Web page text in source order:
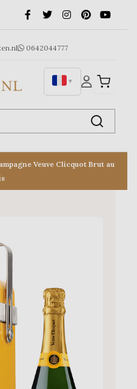
0642044777
▼
Veuve Clicquot Brut au